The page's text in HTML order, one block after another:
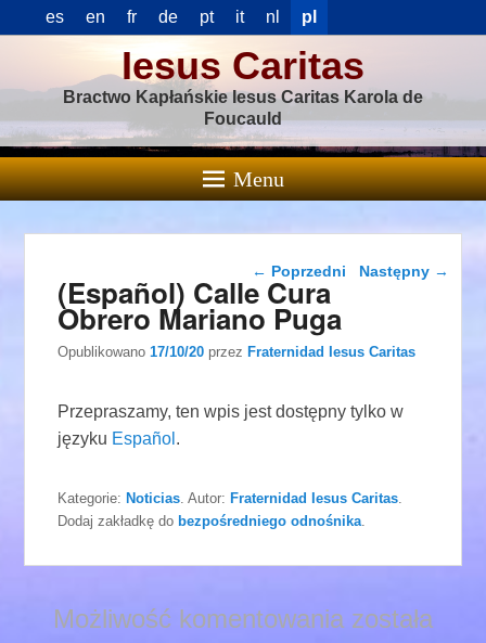
es en fr de pt it nl pl
Iesus Caritas
Bractwo Kapłańskie Iesus Caritas Karola de
Foucauld
Menu
Nawigacja wpisu
← Poprzedni Następny →
(Español) Calle Cura
Obrero Mariano Puga
Opublikowano17/10/20 przezFraternidad Iesus Caritas
Przepraszamy, ten wpis jest dostępny tylko w
języku Español .
Kategorie:Noticias . Autor:Fraternidad Iesus Caritas
Dodaj zakładkę do bezpośredniego odnośnika
Możliwość komentowania została